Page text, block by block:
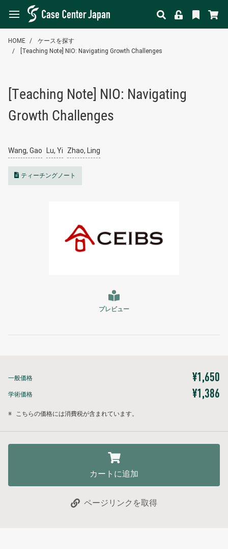
HOME
ケースを探す
[Teaching Note] NIO: Navigating Growth Challenges
[Teaching Note] NIO: Navigating
Growth Challenges
Wang, Gao Lu, Yi Zhao, Ling
ティーチングノート
プレビュー
一般価格 ¥1,650
学術価格 ¥1,386
※ こちらの価格には消費税が含まれています。
カートに追加
ページリンクを取得